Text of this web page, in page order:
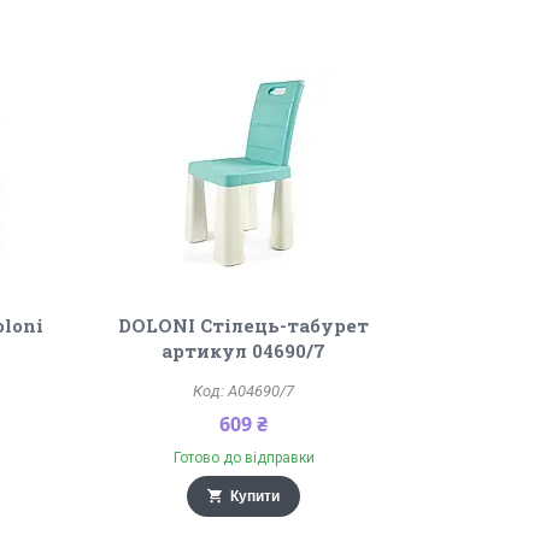
DOLONI Стілець-табурет
артикул 04690/7
A04690/7
609 ₴
Готово до відправки
Купити